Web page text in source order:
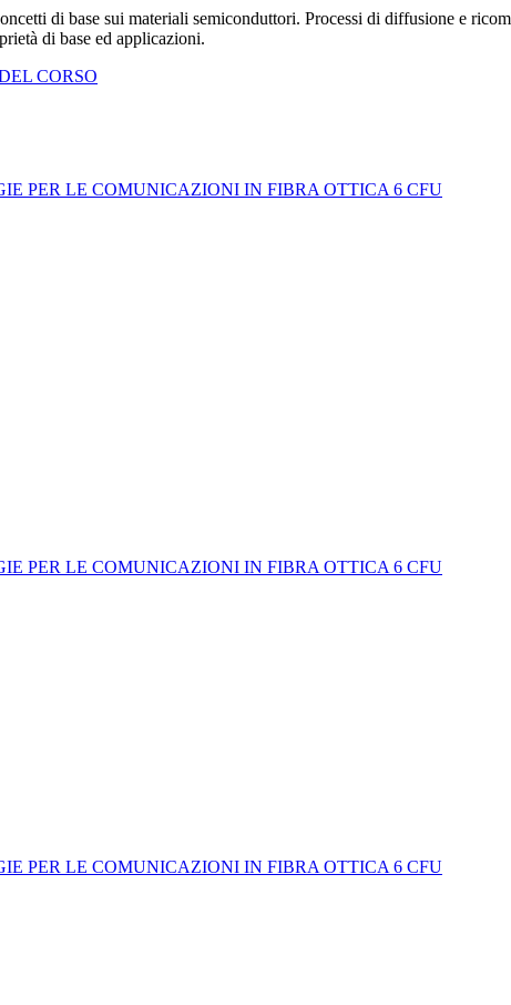
di base sui materiali semiconduttori. Processi di diffusione e
di base ed applicazioni.
CORSO
PER LE COMUNICAZIONI IN FIBRA OTTICA 6 CFU
PER LE COMUNICAZIONI IN FIBRA OTTICA 6 CFU
PER LE COMUNICAZIONI IN FIBRA OTTICA 6 CFU